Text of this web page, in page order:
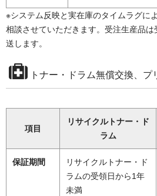
※システム反映と実在庫のタイムラグに
相談させていただきます。受注生産品
送します。
トナー・ドラム無償交換、プ
項目
リサイクルトナー・ド
ラム
保証期間
リサイクルトナー・ド
ラムの受領日から1年
未満